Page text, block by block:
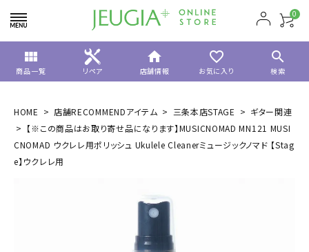
0
view_module
商品一覧 リペア
home
店舗情報
favorite_border
お気に入り
search
検索
HOME 店舗RECOMMENDアイテム 三条本店STAGE
ギター関連
【※この商品はお取り寄せ品になります】MUSICNOMAD MN121 MUSI
CNOMAD ウクレレ用ポリッシュ Ukulele Cleanerミュージックノマド 【Stag
e】ウクレレ用